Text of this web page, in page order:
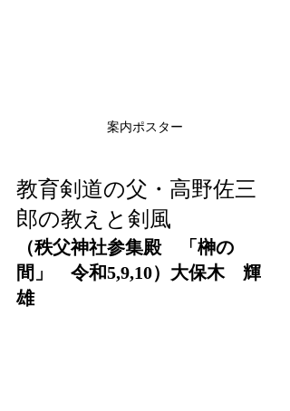
案内ポスター
教育剣道の父・高野佐三
郎の教えと剣風
（秩父神社参集殿　「榊の
間」　令和5,9,10）大保木　輝
雄